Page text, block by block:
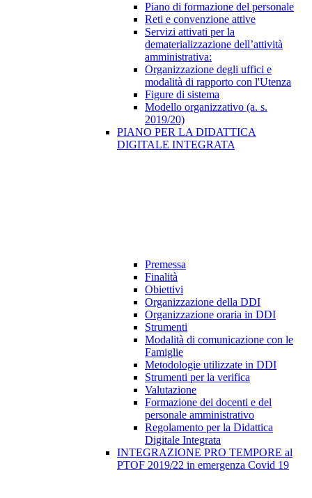
Piano di formazione del personale
Reti e convenzione attive
Servizi attivati per la
dematerializzazione dell’attività
amministrativa:
Organizzazione degli uffici e
modalità di rapporto con l'Utenza
Figure di sistema
Modello organizzativo (a. s.
2019/20)
PIANO PER LA DIDATTICA
DIGITALE INTEGRATA
Premessa
Finalità
Obiettivi
Organizzazione della DDI
Organizzazione oraria in DDI
Strumenti
Modalità di comunicazione con le
Famiglie
Metodologie utilizzate in DDI
Strumenti per la verifica
Valutazione
Formazione dei docenti e del
personale amministrativo
Regolamento per la Didattica
Digitale Integrata
INTEGRAZIONE PRO TEMPORE al
PTOF 2019/22 in emergenza Covid 19